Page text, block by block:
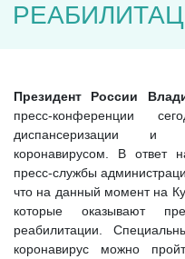
Президент России
пресс-конференции
диспансеризации и
коронавирусом. В ответ
пресс-службы
что на данный момент на
которые оказывают
реабилитации.
коронавирус можно